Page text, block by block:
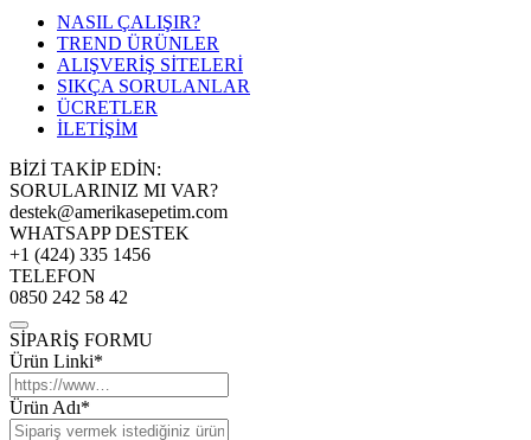
NASIL ÇALIŞIR?
TREND ÜRÜNLER
ALIŞVERİŞ SİTELERİ
SIKÇA SORULANLAR
ÜCRETLER
İLETİŞİM
BİZİ TAKİP EDİN:
SORULARINIZ MI VAR?
destek@amerikasepetim.com
WHATSAPP DESTEK
+1 (424) 335 1456
TELEFON
0850 242 58 42
SİPARİŞ FORMU
Ürün Linki*
Ürün Adı*